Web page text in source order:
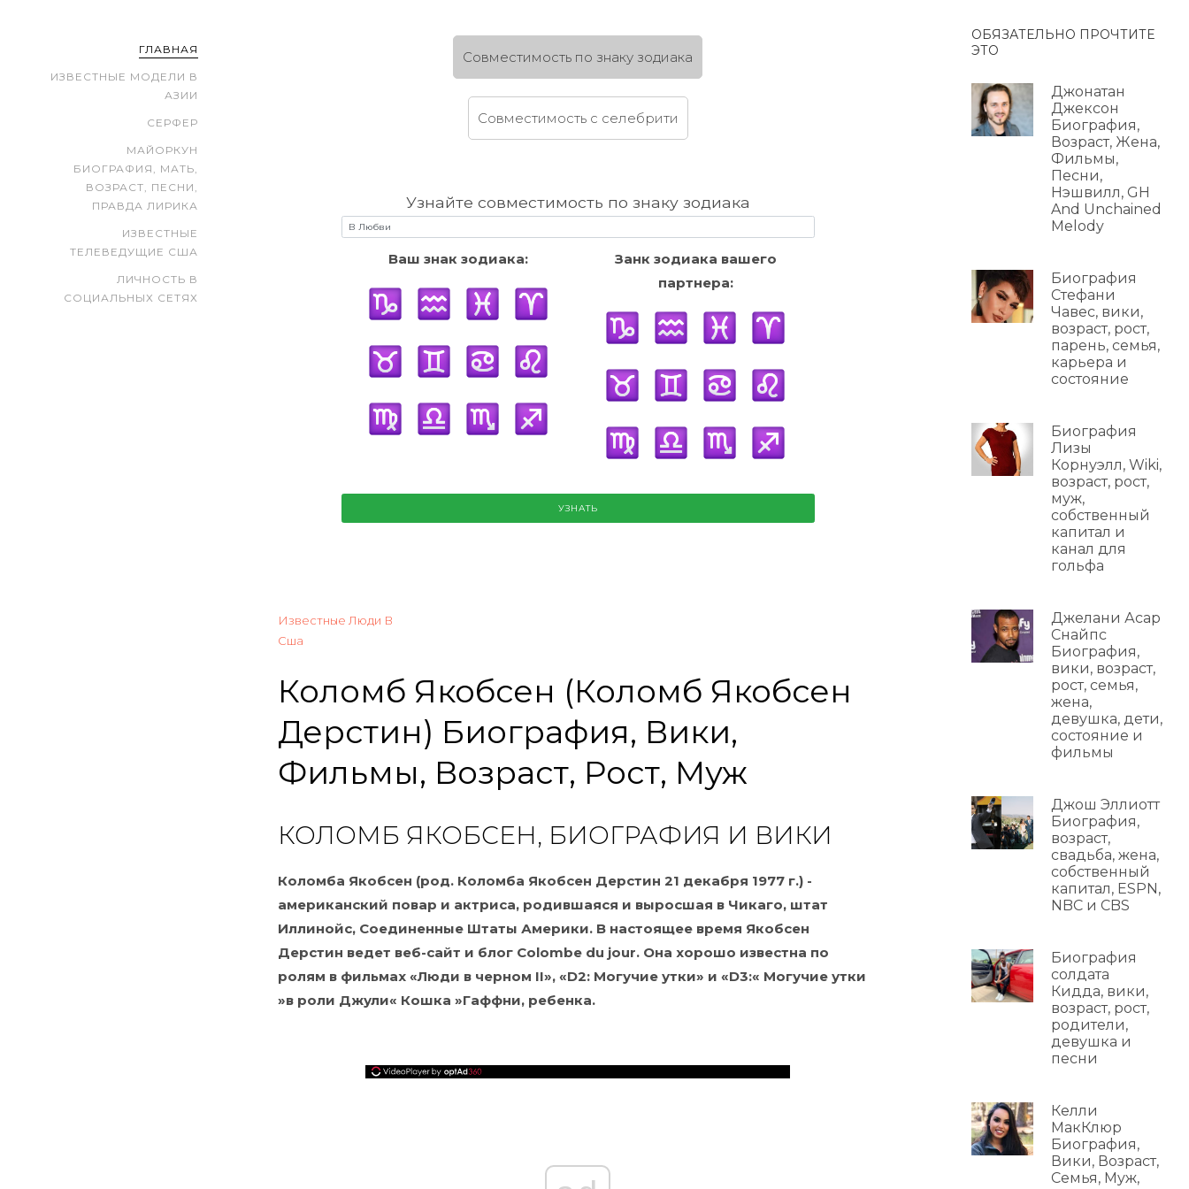
ГЛАВНАЯ
ИЗВЕСТНЫЕ МОДЕЛИ В
АЗИИ
СЕРФЕР
МАЙОРКУН
БИОГРАФИЯ, МАТЬ,
ВОЗРАСТ, ПЕСНИ,
ПРАВДА ЛИРИКА
ИЗВЕСТНЫЕ
ТЕЛЕВЕДУЩИЕ США
ЛИЧНОСТЬ В
СОЦИАЛЬНЫХ СЕТЯХ
Cовместимость по знаку зодиака
Cовместимость c селебрити
Узнайте совместимость по знаку зодиака
Ваш знак зодиака:
Занк зодиака вашего
партнера:
УЗНАТЬ
Известные Люди В
Сша
Коломб Якобсен (Коломб Якобсен
Дерстин) Биография, Вики,
Фильмы, Возраст, Рост, Муж
КОЛОМБ ЯКОБСЕН, БИОГРАФИЯ И ВИКИ
Коломба Якобсен (род. Коломба Якобсен Дерстин 21 декабря 1977 г.) -
американский повар и актриса, родившаяся и выросшая в Чикаго, штат
Иллинойс, Соединенные Штаты Америки. В настоящее время Якобсен
Дерстин ведет веб-сайт и блог Colombe du jour. Она хорошо известна по
ролям в фильмах «Люди в черном II», «D2: Могучие утки» и «D3:« Могучие утки
»в роли Джули« Кошка »Гаффни, ребенка.
ОБЯЗАТЕЛЬНО ПРОЧТИТЕ
ЭТО
Джонатан
Джексон
Биография,
Возраст, Жена,
Фильмы,
Песни,
Нэшвилл, GH
And Unchained
Melody
Биография
Стефани
Чавес, вики,
возраст, рост,
парень, семья,
карьера и
состояние
Биография
Лизы
Корнуэлл, Wiki,
возраст, рост,
муж,
собственный
капитал и
канал для
гольфа
Джелани Асар
Снайпс
Биография,
вики, возраст,
рост, семья,
жена,
девушка, дети,
состояние и
фильмы
Джош Эллиотт
Биография,
возраст,
свадьба, жена,
собственный
капитал, ESPN,
NBC и CBS
Биография
солдата
Кидда, вики,
возраст, рост,
родители,
девушка и
песни
Келли
МакКлюр
Биография,
Вики, Возраст,
Семья, Муж,